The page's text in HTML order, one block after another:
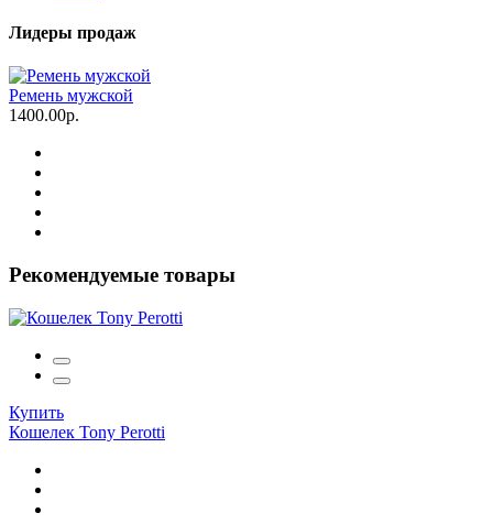
Лидеры продаж
Ремень мужской
1400.00р.
Рекомендуемые товары
Купить
Кошелек Tony Perotti